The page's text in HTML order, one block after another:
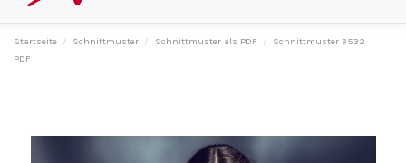
Startseite Schnittmuster Schnittmuster als PDF
Schnittmuster 3532
PDF